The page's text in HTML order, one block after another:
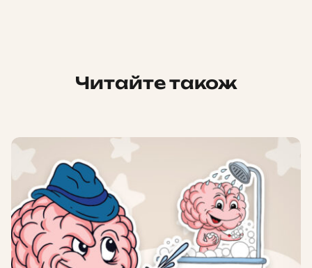
Читайте також